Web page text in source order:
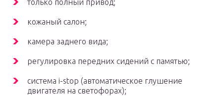
только полный привод;
кожаный салон;
камера заднего вида;
регулировка передних сидений с памятью;
система i-stop (автоматическое глушение
двигателя на светофорах);